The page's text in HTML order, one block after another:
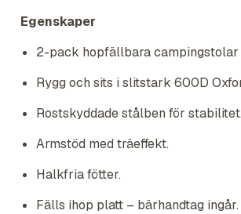
Egenskaper
2-pack hopfällbara campingstolar
Rygg och sits i slitstark 600D
Rostskyddade stålben för stabilitet.
Armstöd med träeffekt.
Halkfria fötter.
Fälls ihop platt – bärhandtag ingår.